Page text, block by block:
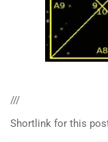
///
Shortlink for this